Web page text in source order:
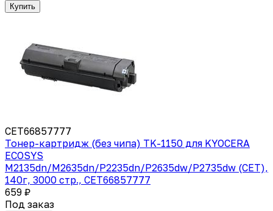
Купить
CET66857777
Тонер-картридж (без чипа) TK-1150 для KYOCERA
ECOSYS
M2135dn/M2635dn/P2235dn/P2635dw/P2735dw (CET),
140г, 3000 стр., CET66857777
659 ₽
Под заказ